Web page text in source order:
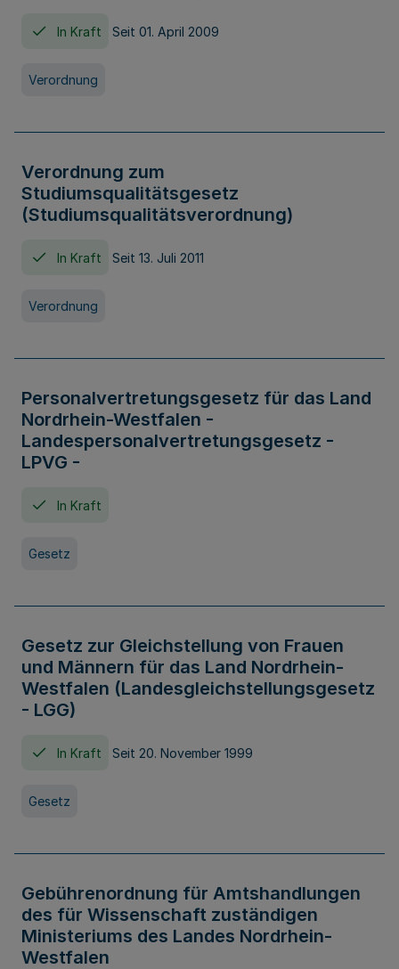
In Kraft Seit 01. April 2009
Verordnung
Verordnung zum
Studiumsqualitätsgesetz
(Studiumsqualitätsverordnung)
In Kraft Seit 13. Juli 2011
Verordnung
Personalvertretungsgesetz für das Land
Nordrhein-Westfalen -
Landespersonalvertretungsgesetz -
LPVG -
In Kraft
Gesetz
Gesetz zur Gleichstellung von Frauen
und Männern für das Land Nordrhein-
Westfalen (Landesgleichstellungsgesetz
- LGG)
In Kraft Seit 20. November 1999
Gesetz
Gebührenordnung für Amtshandlungen
des für Wissenschaft zuständigen
Ministeriums des Landes Nordrhein-
Westfalen